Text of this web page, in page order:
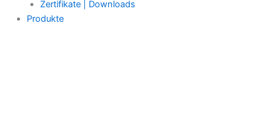
Zertifikate | Downloads
Produkte